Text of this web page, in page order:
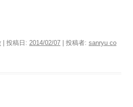
| 投稿日: 2014/02/07 投稿者: sanryu co